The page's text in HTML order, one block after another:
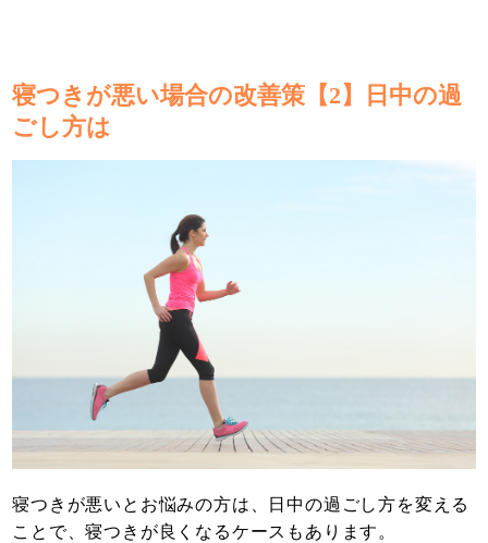
寝つきが悪い場合の改善策【2】日中の過
ごし方は
寝つきが悪いとお悩みの方は、日中の過ごし方を変える
ことで、寝つきが良くなるケースもあります。